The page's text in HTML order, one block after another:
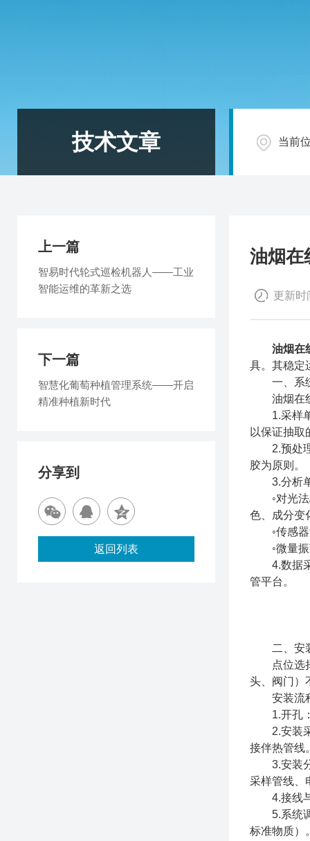
技术文章 当前
油烟在
更新时
油烟在
具。其稳定
一、系统
油烟在线
1.采样单
以保证抽取
2.预处理
胶为原则。
3.分析单
◦对光法/
色、成分变
◦传感器
◦微量振
4.数据采
管平台。
二、安
点位选择
头、阀门）
安装流
1.开孔：
2.安装采
接伴热管线
3.安装分
采样管线、
4.接线与
5.系统调
标准物质）
上一篇
智易时代轮式巡检机器人——工业
智能运维的革新之选
下一篇
智慧化葡萄种植管理系统——开启
精准种植新时代
分享到
返回列表